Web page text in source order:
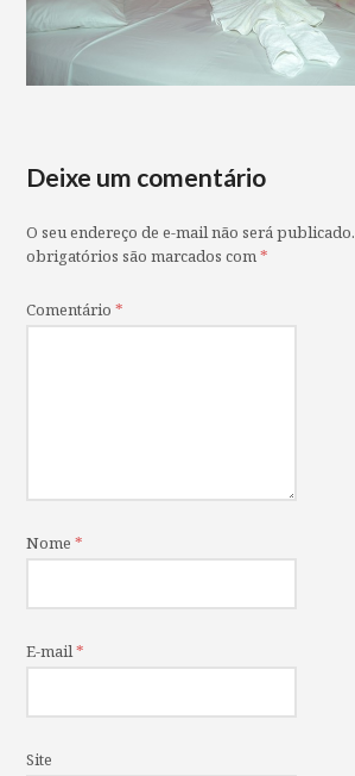
Deixe um comentário
O seu endereço de e-mail não será publicado.
obrigatórios são marcados com*
Comentário*
Nome*
E-mail*
Site